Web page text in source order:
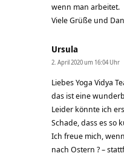
wenn man arbeitet.
Viele Grüße und
Ursula
2. April 2020 um 16:04 Uhr
Liebes Yoga Vidya
das ist eine
Leider könnte ich
Schade, dass es so
Ich freue mich,
nach Ostern ? –